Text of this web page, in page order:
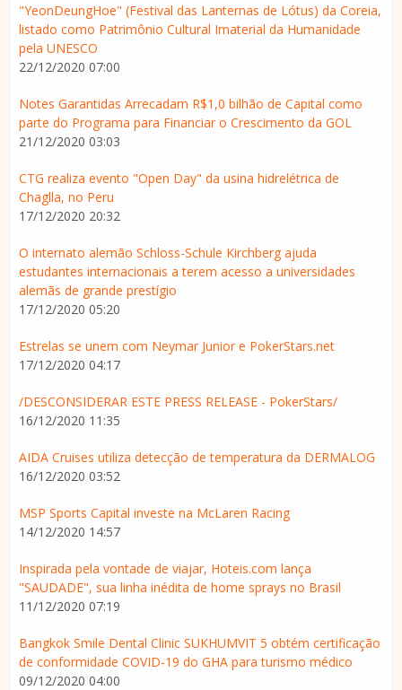
"YeonDeungHoe" (Festival das Lanternas de Lótus) da Coreia,
listado como Patrimônio Cultural Imaterial da Humanidade
pela UNESCO
22/12/2020 07:00
Notes Garantidas Arrecadam R$1,0 bilhão de Capital como
parte do Programa para Financiar o Crescimento da GOL
21/12/2020 03:03
CTG realiza evento "Open Day" da usina hidrelétrica de
Chaglla, no Peru
17/12/2020 20:32
O internato alemão Schloss-Schule Kirchberg ajuda
estudantes internacionais a terem acesso a universidades
alemãs de grande prestígio
17/12/2020 05:20
Estrelas se unem com Neymar Junior e PokerStars.net
17/12/2020 04:17
/DESCONSIDERAR ESTE PRESS RELEASE - PokerStars/
16/12/2020 11:35
AIDA Cruises utiliza detecção de temperatura da DERMALOG
16/12/2020 03:52
MSP Sports Capital investe na McLaren Racing
14/12/2020 14:57
Inspirada pela vontade de viajar, Hoteis.com lança
"SAUDADE", sua linha inédita de home sprays no Brasil
11/12/2020 07:19
Bangkok Smile Dental Clinic SUKHUMVIT 5 obtém certificação
de conformidade COVID-19 do GHA para turismo médico
09/12/2020 04:00